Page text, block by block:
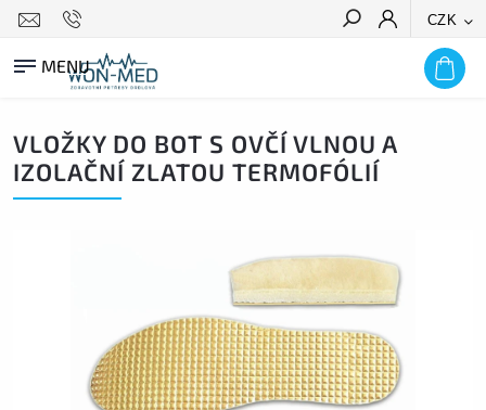
CZK
HLEDAT
VLOŽKY DO BOT S OVČÍ VLNOU A
IZOLAČNÍ ZLATOU TERMOFÓLIÍ